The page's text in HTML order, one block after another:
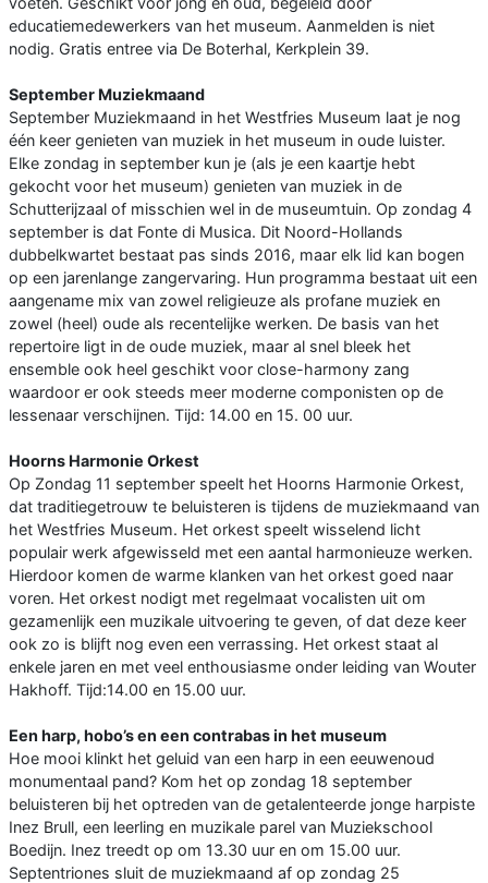
educatiemedewerkers van het museum. Aanmelden is niet
nodig. Gratis entree via De Boterhal, Kerkplein 39.
September Muziekmaand
September Muziekmaand in het Westfries Museum laat je nog
één keer genieten van muziek in het museum in oude luister.
Elke zondag in september kun je (als je een kaartje hebt
gekocht voor het museum) genieten van muziek in de
Schutterijzaal of misschien wel in de museumtuin. Op zondag 4
september is dat Fonte di Musica. Dit Noord-Hollands
dubbelkwartet bestaat pas sinds 2016, maar elk lid kan bogen
op een jarenlange zangervaring. Hun programma bestaat uit een
aangename mix van zowel religieuze als profane muziek en
zowel (heel) oude als recentelijke werken. De basis van het
repertoire ligt in de oude muziek, maar al snel bleek het
ensemble ook heel geschikt voor close-harmony zang
waardoor er ook steeds meer moderne componisten op de
lessenaar verschijnen. Tijd: 14.00 en 15. 00 uur.
Hoorns Harmonie Orkest
Op Zondag 11 september speelt het Hoorns Harmonie Orkest,
dat traditiegetrouw te beluisteren is tijdens de muziekmaand van
het Westfries Museum. Het orkest speelt wisselend licht
populair werk afgewisseld met een aantal harmonieuze werken.
Hierdoor komen de warme klanken van het orkest goed naar
voren. Het orkest nodigt met regelmaat vocalisten uit om
gezamenlijk een muzikale uitvoering te geven, of dat deze keer
ook zo is blijft nog even een verrassing. Het orkest staat al
enkele jaren en met veel enthousiasme onder leiding van Wouter
Hakhoff. Tijd:14.00 en 15.00 uur.
Een harp, hobo’s en een contrabas in het museum
Hoe mooi klinkt het geluid van een harp in een eeuwenoud
monumentaal pand? Kom het op zondag 18 september
beluisteren bij het optreden van de getalenteerde jonge harpiste
Inez Brull, een leerling en muzikale parel van Muziekschool
Boedijn. Inez treedt op om 13.30 uur en om 15.00 uur.
Septentriones sluit de muziekmaand af op zondag 25